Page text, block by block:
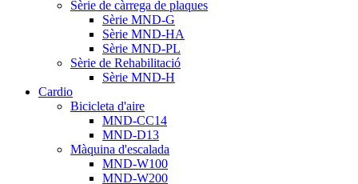
Sèrie de càrrega de plaques
Sèrie MND-G
Sèrie MND-HA
Sèrie MND-PL
Sèrie de Rehabilitació
Sèrie MND-H
Cardio
Bicicleta d'aire
MND-CC14
MND-D13
Màquina d'escalada
MND-W100
MND-W200